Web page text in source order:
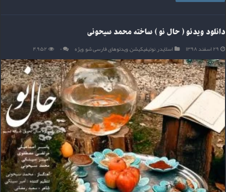
دانلود ویدئو ( حال نو ) ساخته محمد سیحونی
۲۹ اسفند ۱۳۹۸ اسلایدر,نوتیفیکیشن,ویدئوهای فارسی شو,ویژه ۰ ۴,۹۵۲